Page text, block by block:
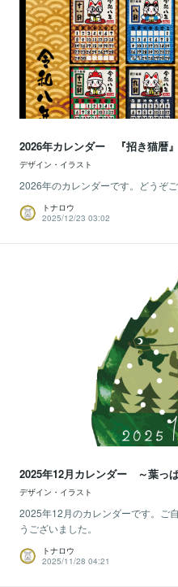
2026年カレンダー 『招き猫暦』
デザイン・イラスト
2026年のカレンダーです。どうぞ
トナロウ
2025/12/23 03:02
2025年12月カレンダー ～葉っ
デザイン・イラスト
2025年12月のカレンダーです。ご
うございました。
トナロウ
2025/11/28 04:21